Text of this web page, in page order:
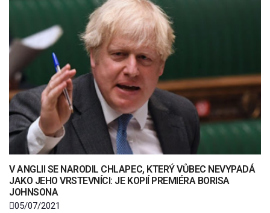
V ANGLII SE NARODIL CHLAPEC, KTERÝ VŮBEC NEVYPADÁ
JAKO JEHO VRSTEVNÍCI: JE KOPIÍ PREMIÉRA BORISA
JOHNSONA
05/07/2021